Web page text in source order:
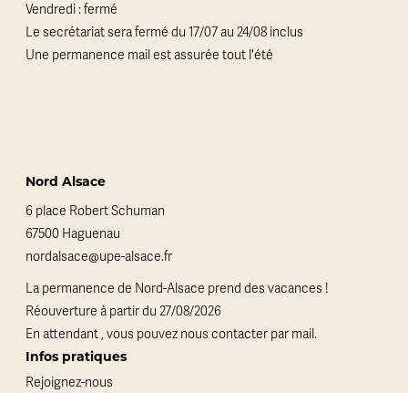
Vendredi : fermé
Le secrétariat sera fermé du 17/07 au 24/08 inclus
Une permanence mail est assurée tout l'été
Nord Alsace
6 place Robert Schuman
67500 Haguenau
nordalsace@upe-alsace.fr
La permanence de Nord-Alsace prend des vacances !
Réouverture à partir du 27/08/2026
En attendant , vous pouvez nous contacter par mail.
Infos pratiques
Rejoignez-nous